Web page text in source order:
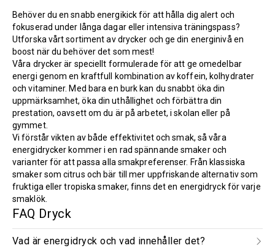
Behöver du en snabb energikick för att hålla dig alert och
fokuserad under långa dagar eller intensiva träningspass?
Utforska vårt sortiment av drycker och ge din energinivå en
boost när du behöver det som mest!
Våra drycker är speciellt formulerade för att ge omedelbar
energi genom en kraftfull kombination av koffein, kolhydrater
och vitaminer. Med bara en burk kan du snabbt öka din
uppmärksamhet, öka din uthållighet och förbättra din
prestation, oavsett om du är på arbetet, i skolan eller på
gymmet.
Vi förstår vikten av både effektivitet och smak, så våra
energidrycker kommer i en rad spännande smaker och
varianter för att passa alla smakpreferenser. Från klassiska
smaker som citrus och bär till mer uppfriskande alternativ som
fruktiga eller tropiska smaker, finns det en energidryck för varje
smaklök.
FAQ Dryck
Vad är energidryck och vad innehåller det?